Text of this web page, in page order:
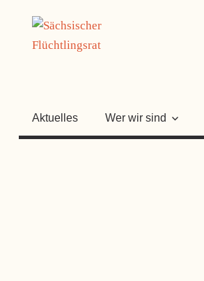
springen
Aktuelles Wer wir sind